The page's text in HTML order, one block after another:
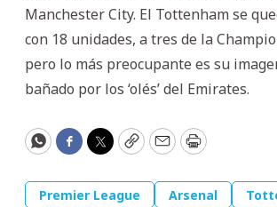
Manchester City. El Tottenham se
con 18 unidades, a tres de la
pero lo más preocupante es su
bañado por los ‘olés’ del Emirates.
WhatsApp
Facebook
Twitter
CopyEmailPrint
Premier League Arsenal